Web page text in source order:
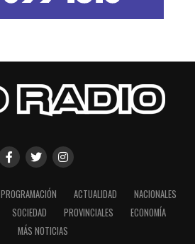
PROGRAMACIÓN ACTUALIDAD
NACIONALES
SOCIEDAD PROVINCIALES
ECONOMÍA
MÁS NOTICIAS